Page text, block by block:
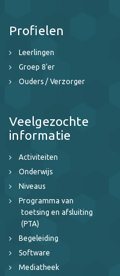
Profielen
Leerlingen
Groep 8'er
Ouders / Verzorger
Veelgezochte
informatie
Activiteiten
Onderwijs
Niveaus
Programma van
toetsing en afsluiting
(PTA)
Begeleiding
Software
Mediatheek